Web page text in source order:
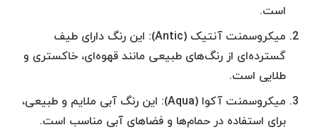
است.
میکروسمنت آنتیک (Antic): این رنگ دارای طیف
گسترده‌ای از رنگ‌های طبیعی مانند قهوه‌ای، خاکستری و
طلایی است.
میکروسمنت آکوا (Aqua): این رنگ آبی ملایم و طبیعی،
برای استفاده در حمام‌ها و فضاهای آبی مناسب است.